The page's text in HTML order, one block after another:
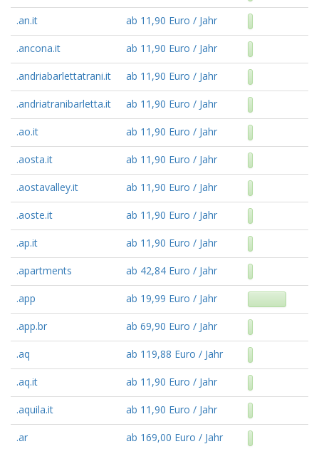
.an.it ab 11,90 Euro / Jahr
.ancona.it ab 11,90 Euro / Jahr
.andriabarlettatrani.it ab 11,90 Euro / Jahr
.andriatranibarletta.it ab 11,90 Euro / Jahr
.ao.it ab 11,90 Euro / Jahr
.aosta.it ab 11,90 Euro / Jahr
.aostavalley.it ab 11,90 Euro / Jahr
.aoste.it ab 11,90 Euro / Jahr
.ap.it ab 11,90 Euro / Jahr
.apartments ab 42,84 Euro / Jahr
.app ab 19,99 Euro / Jahr
.app.br ab 69,90 Euro / Jahr
.aq ab 119,88 Euro / Jahr
.aq.it ab 11,90 Euro / Jahr
.aquila.it ab 11,90 Euro / Jahr
.ar ab 169,00 Euro / Jahr